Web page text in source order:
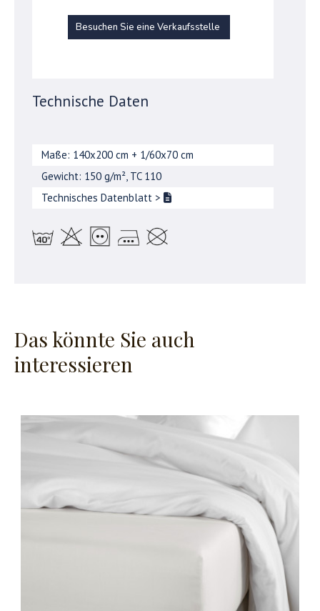
Besuchen Sie eine Verkaufsstelle
Technische Daten
Maße: 140x200 cm + 1/60x70 cm
Gewicht: 150 g/m², TC 110
Technisches Datenblatt >
Das könnte Sie auch
interessieren